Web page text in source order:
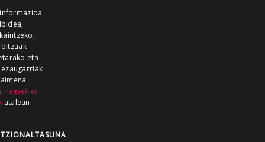
GUKA
GUKA
ZUMAIA GUKA
eta
Iragarkien
atalean.